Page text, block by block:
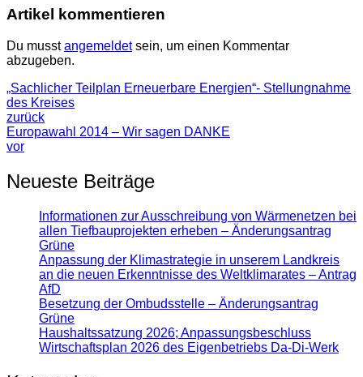
Artikel kommentieren
Du musstangemeldetsein, um einen Kommentar
abzugeben.
„Sachlicher Teilplan Erneuerbare Energien“- Stellungnahme
des Kreises
zurück
Europawahl 2014 – Wir sagen DANKE
vor
Neueste Beiträge
Informationen zur Ausschreibung von Wärmenetzen bei
allen Tiefbauprojekten erheben – Änderungsantrag
Grüne
Anpassung der Klimastrategie in unserem Landkreis
an die neuen Erkenntnisse des Weltklimarates – Antrag
AfD
Besetzung der Ombudsstelle – Änderungsantrag
Grüne
Haushaltssatzung 2026; Anpassungsbeschluss
Wirtschaftsplan 2026 des Eigenbetriebs Da-Di-Werk